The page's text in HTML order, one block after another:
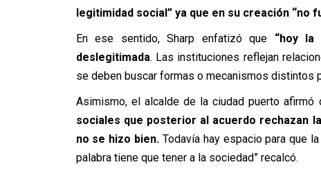
legitimidad social” ya que en su creación “no
En ese sentido, Sharp enfatizó que “hoy la
deslegitimada. Las instituciones reflejan
se deben buscar formas o mecanismos distintos
Asimismo, el alcalde de la ciudad puerto afirmó
sociales que posterior al acuerdo rechazan
no se hizo bien. Todavía hay espacio para que
palabra tiene que tener a la sociedad” recalcó.